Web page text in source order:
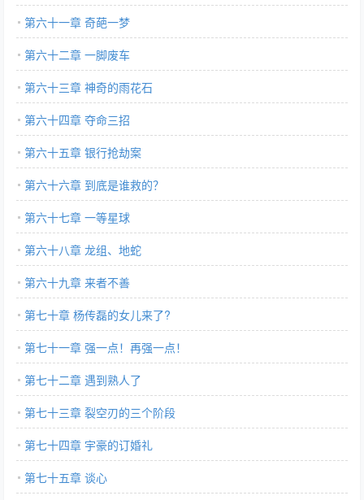
第六十一章 奇葩一梦
第六十二章 一脚废车
第六十三章 神奇的雨花石
第六十四章 夺命三招
第六十五章 银行抢劫案
第六十六章 到底是谁救的？
第六十七章 一等星球
第六十八章 龙组、地蛇
第六十九章 来者不善
第七十章 杨传磊的女儿来了?
第七十一章 强一点！再强一点！
第七十二章 遇到熟人了
第七十三章 裂空刃的三个阶段
第七十四章 宇豪的订婚礼
第七十五章 谈心